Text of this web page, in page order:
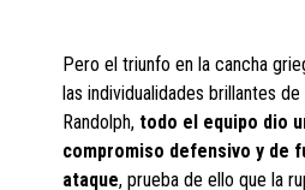
Pero el triunfo en la cancha
las individualidades brillantes
Randolph, todo el equipo dio
compromiso defensivo y de
ataque, prueba de ello que la